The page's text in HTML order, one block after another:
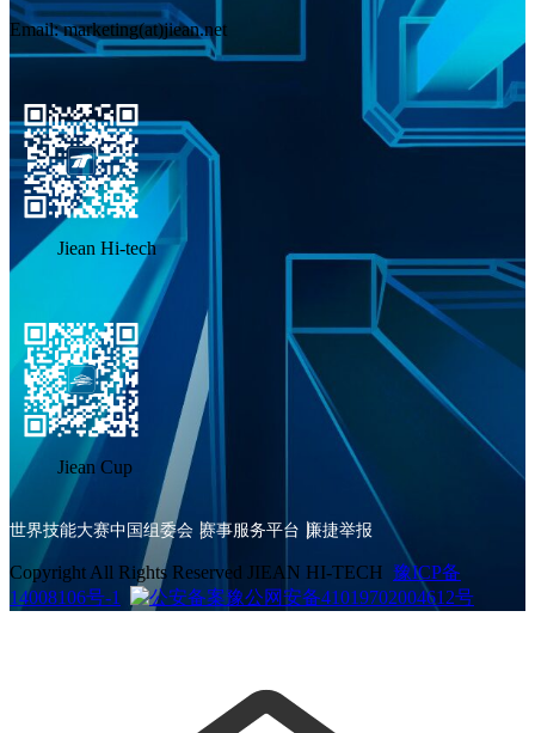
Email: marketing(at)jiean.net
Jiean Hi-tech
Jiean Cup
世界技能大赛中国组委会 赛事服务平台 廉捷举报
Copyright All Rights Reserved JIEAN HI-TECH 豫ICP备
14008106号-1
豫公网安备41019702004612号